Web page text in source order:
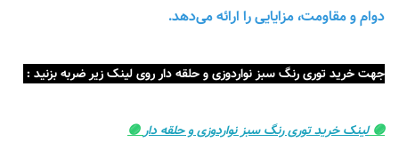
دوام و مقاومت، مزایایی را ارائه می‌دهد.
جهت خرید توری رنگ سبز نواردوزی و حلقه دار روی لینک زیر ضربه بزنید :
🟣لینک خرید توری رنگ سبز نواردوزی و حلقه دار🟣